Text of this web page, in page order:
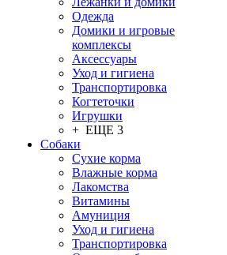
Одежда
Домики и игровые
комплексы
Аксессуары
Уход и гигиена
Транспортировка
Когтеточки
Игрушки
+ ЕЩЕ 3
Собаки
Сухие корма
Влажные корма
Лакомства
Витамины
Амуниция
Уход и гигиена
Транспортировка